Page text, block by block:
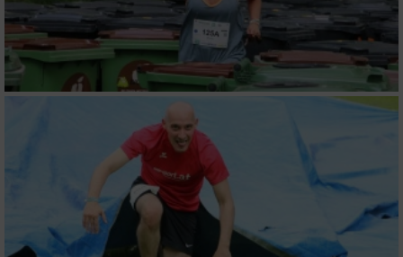
Entwicklung und Verbesserung der Angebote
Verwendung reduzierter Daten zur Auswahl
von Inhalten
Verwendung genauer Standortdaten
Geräte anhand von aktiv angeforderten
Informationen identifizieren
Nicht-IAB-Verarbeitungszwecke: